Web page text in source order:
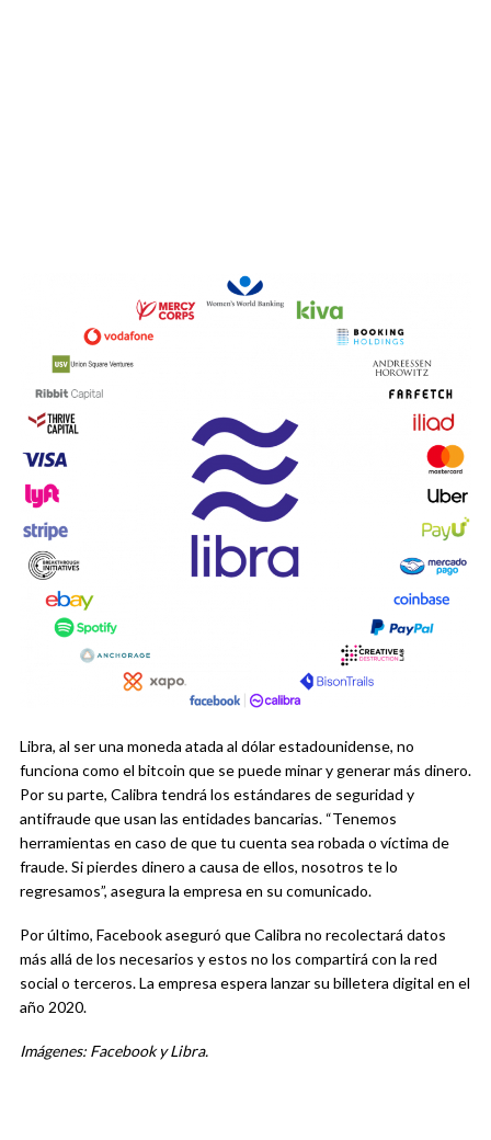
Libra, al ser una moneda atada al dólar estadounidense, no
funciona como el bitcoin que se puede minar y generar más dinero.
Por su parte, Calibra tendrá los estándares de seguridad y
antifraude que usan las entidades bancarias. “Tenemos
herramientas en caso de que tu cuenta sea robada o víctima de
fraude. Si pierdes dinero a causa de ellos, nosotros te lo
regresamos”, asegura la empresa en su comunicado.
Por último, Facebook aseguró que Calibra no recolectará datos
más allá de los necesarios y estos no los compartirá con la red
social o terceros. La empresa espera lanzar su billetera digital en el
año 2020.
Imágenes: Facebook y Libra.